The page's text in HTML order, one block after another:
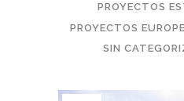
PROYECTOS
PROYECTOS
SIN